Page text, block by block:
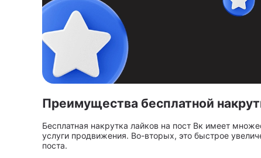
Преимущества бесплатной
Бесплатная накрутка лайков на пост Вк имеет
услуги продвижения. Во-вторых, это быстрое
поста.